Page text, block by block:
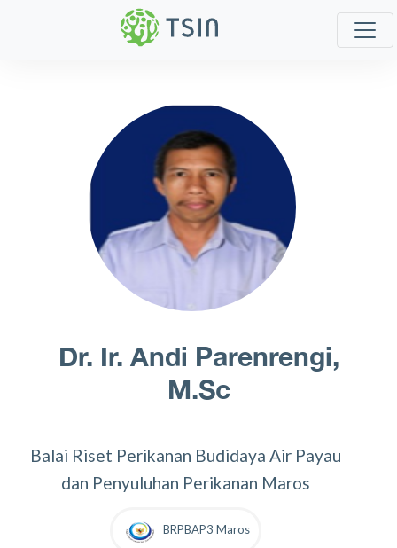
Dr. Ir. Andi Parenrengi,
M.Sc
Balai Riset Perikanan Budidaya Air Payau
dan Penyuluhan Perikanan Maros
BRPBAP3 Maros